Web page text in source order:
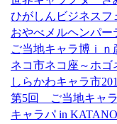
ひがしんビジネス
おやべメルヘンパ
ご当地キャラ博ｉｎ
ネコ市ネコ座～ホ
しらかわキャラ市
第5回 ご当地キャ
キャラパ in